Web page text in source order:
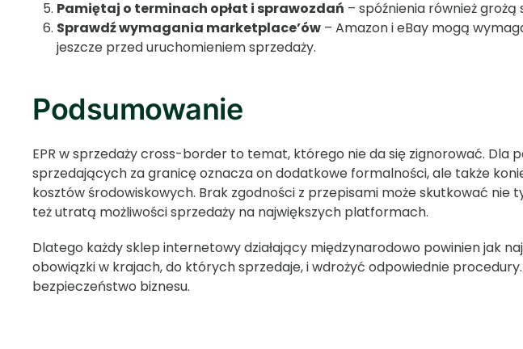
Pamiętaj o terminach opłat i sprawozdań – spóźnienia również grożą
Sprawdź wymagania marketplace’ów – Amazon i eBay mogą
jeszcze przed uruchomieniem sprzedaży.
Podsumowanie
EPR w sprzedaży cross-border to temat, którego nie da się zignorować. Dla
sprzedających za granicę oznacza on dodatkowe formalności, ale także
kosztów środowiskowych. Brak zgodności z przepisami może skutkować nie
też utratą możliwości sprzedaży na największych platformach.
Dlatego każdy sklep internetowy działający międzynarodowo powinien jak
obowiązki w krajach, do których sprzedaje, i wdrożyć odpowiednie
bezpieczeństwo biznesu.